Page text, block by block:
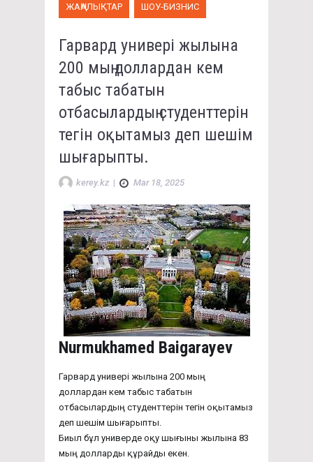
ЖАҢАЛЫҚТАР ШОУ-БИЗНИС
Гарвард универі жылына
200 мың доллардан кем
табыс табатын
отбасылардың студенттерін
тегін оқытамыз деп шешім
шығарыпты.
kerey.kz | Mar 18, 2025
Nurmukhamed Baigarayev
Гарвард универі жылына 200 мың
доллардан кем табыс табатын
отбасылардың студенттерін тегін оқытамыз
деп шешім шығарыпты.
Биыл бұл универде оқу шығыны жылына 83
мың долларды құрайды екен.